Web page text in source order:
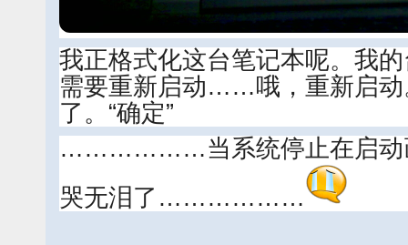
我正格式化这台笔记本呢。我
需要重新启动……哦，重新启动
了。“确定”
………………当系统停止在启动
哭无泪了………………